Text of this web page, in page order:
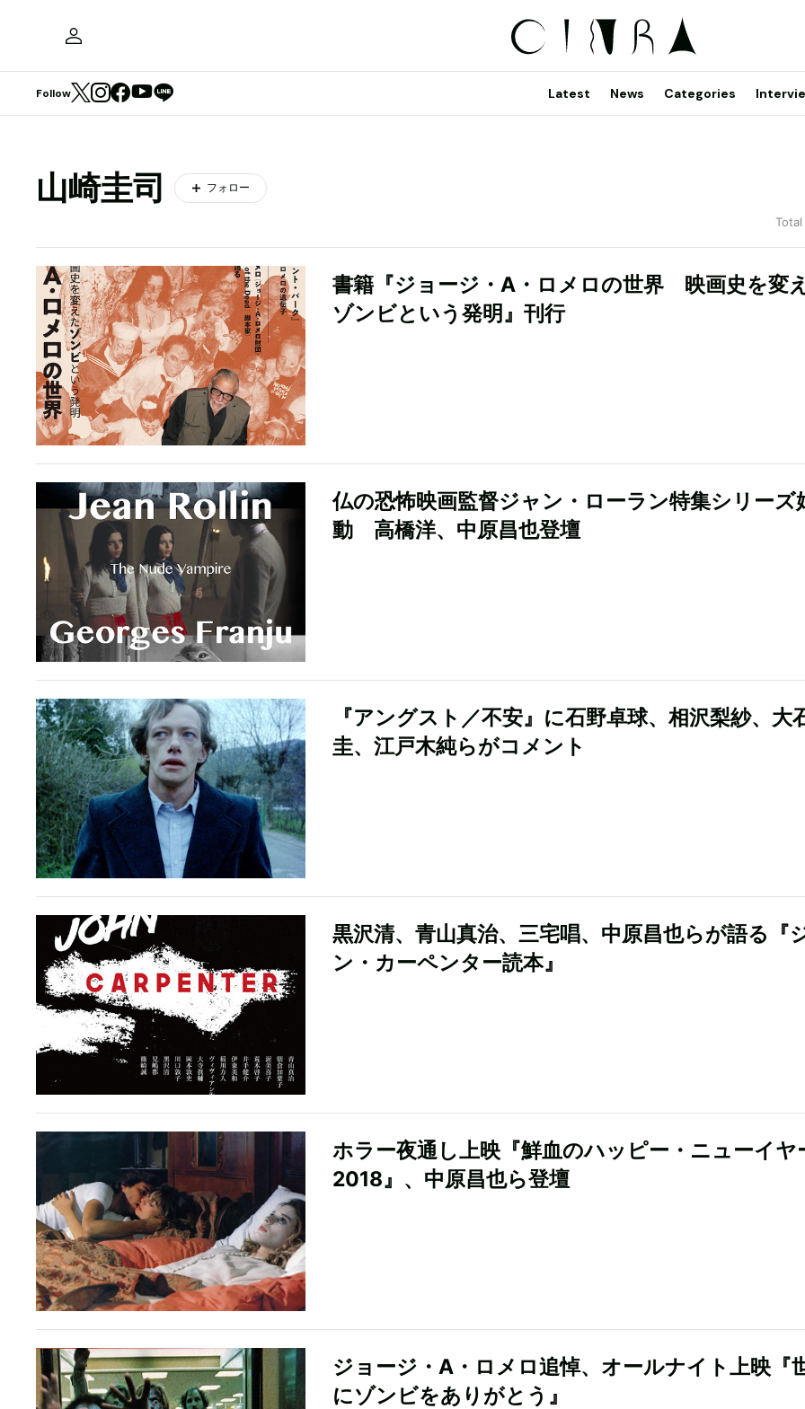
Follow Latest News Categories
山崎圭司 フォロー
書籍『ジョージ・A・ロメロの世界 映画史を変
ゾンビという発明』刊行
仏の恐怖映画監督ジャン・ローラン特集シリーズ
動 高橋洋、中原昌也登壇
『アングスト／不安』に石野卓球、相沢梨紗、大
圭、江戸木純らがコメント
黒沢清、青山真治、三宅唱、中原昌也らが語る『
ン・カーペンター読本』
ホラー夜通し上映『鮮血のハッピー・ニューイヤ
2018』、中原昌也ら登壇
ジョージ・A・ロメロ追悼、オールナイト上映『
にゾンビをありがとう』